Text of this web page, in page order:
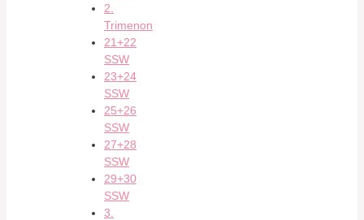
2.
Trimenon
21+22
SSW
23+24
SSW
25+26
SSW
27+28
SSW
29+30
SSW
3.